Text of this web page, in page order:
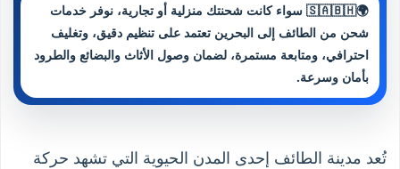
🌍🇸🇦🇧🇭 سواء كانت شحنتك منزلية أو تجارية، نوفر خدمات
شحن من الطائف إلى البحرين تعتمد على تنظيم دقيق، وتغليف
احترافي، ومتابعة مستمرة، لضمان وصول الأثاث والبضائع والطرود
بأمان وسرعة.
تُعد مدينة الطائف إحدى المدن الحيوية التي تشهد حركة